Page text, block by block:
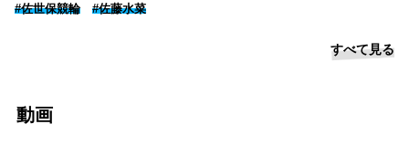
#佐世保競輪 #佐藤水菜
すべて見る
動画